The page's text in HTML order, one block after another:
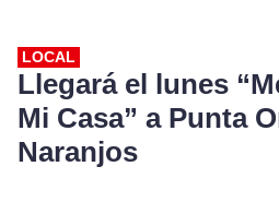
LOCAL
Llegará el lunes
Mi Casa” a Punta
Naranjos